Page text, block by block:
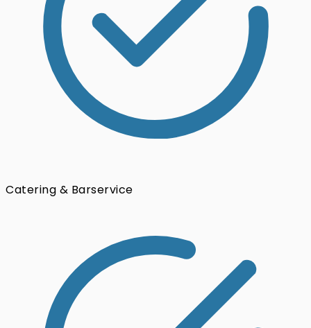
Catering & Barservice